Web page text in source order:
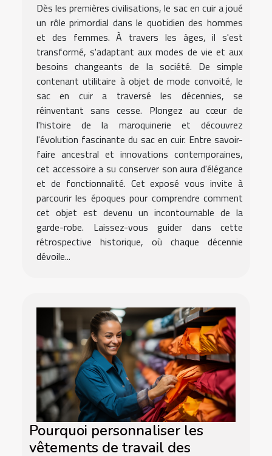
Dès les premières civilisations, le sac en cuir a joué
un rôle primordial dans le quotidien des hommes
et des femmes. À travers les âges, il s'est
transformé, s'adaptant aux modes de vie et aux
besoins changeants de la société. De simple
contenant utilitaire à objet de mode convoité, le
sac en cuir a traversé les décennies, se
réinventant sans cesse. Plongez au cœur de
l'histoire de la maroquinerie et découvrez
l'évolution fascinante du sac en cuir. Entre savoir-
faire ancestral et innovations contemporaines,
cet accessoire a su conserver son aura d'élégance
et de fonctionnalité. Cet exposé vous invite à
parcourir les époques pour comprendre comment
cet objet est devenu un incontournable de la
garde-robe. Laissez-vous guider dans cette
rétrospective historique, où chaque décennie
dévoile...
Pourquoi personnaliser les
vêtements de travail des